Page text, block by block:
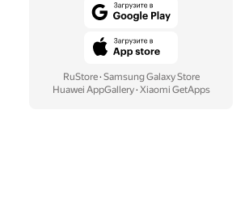
RuStore· Samsung Galaxy Store
Huawei AppGallery· Xiaomi GetApps